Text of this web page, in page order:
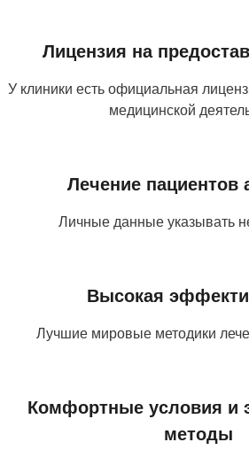
Лицензия на
У клиники есть официальная
медицинской
Лечение пациентов
Личные данные указывать
Высокая
Лучшие мировые методики
Комфортные условия и
методы